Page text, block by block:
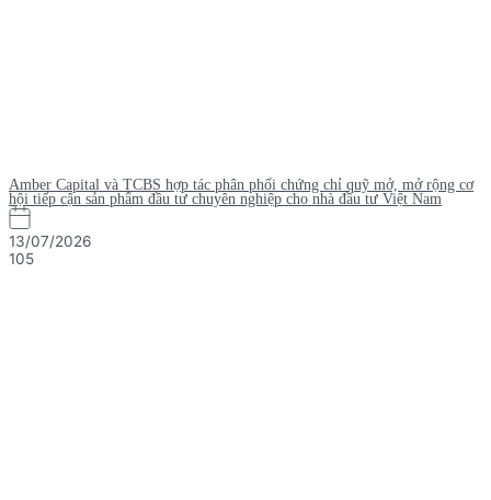
Amber Capital và TCBS hợp tác phân phối chứng chỉ quỹ mở, mở rộng cơ
hội tiếp cận sản phẩm đầu tư chuyên nghiệp cho nhà đầu tư Việt Nam
13/07/2026
105